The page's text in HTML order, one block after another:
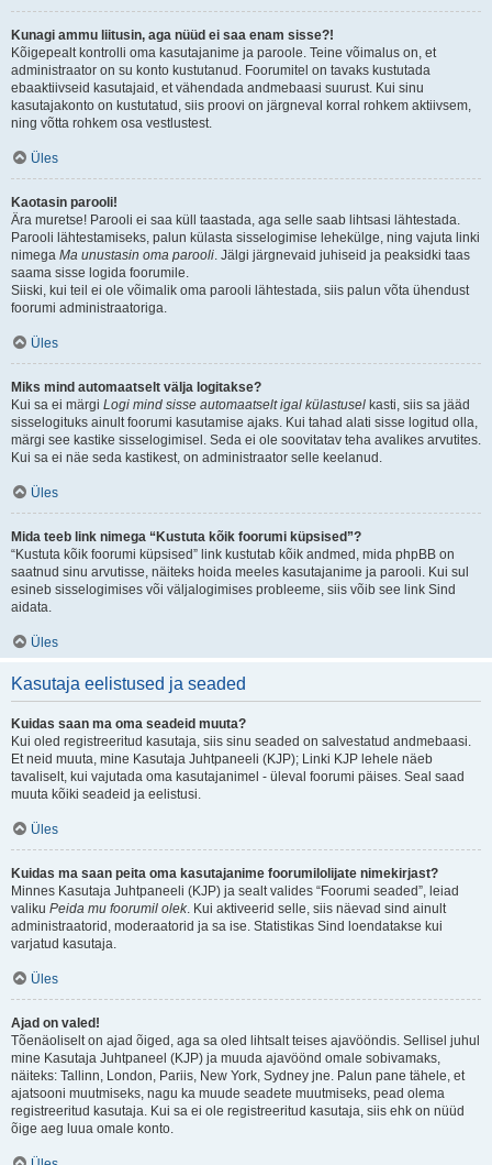
Kunagi ammu liitusin, aga nüüd ei saa enam sisse?!
Kõigepealt kontrolli oma kasutajanime ja paroole. Teine võimalus on, et
administraator on su konto kustutanud. Foorumitel on tavaks kustutada
ebaaktiivseid kasutajaid, et vähendada andmebaasi suurust. Kui sinu
kasutajakonto on kustutatud, siis proovi on järgneval korral rohkem aktiivsem,
ning võtta rohkem osa vestlustest.
Üles
Kaotasin parooli!
Ära muretse! Parooli ei saa küll taastada, aga selle saab lihtsasi lähtestada.
Parooli lähtestamiseks, palun külasta sisselogimise lehekülge, ning vajuta linki
nimega Ma unustasin oma parooli. Jälgi järgnevaid juhiseid ja peaksidki taas
saama sisse logida foorumile.
Siiski, kui teil ei ole võimalik oma parooli lähtestada, siis palun võta ühendust
foorumi administraatoriga.
Üles
Miks mind automaatselt välja logitakse?
Kui sa ei märgi Logi mind sisse automaatselt igal külastusel kasti, siis sa jääd
sisselogituks ainult foorumi kasutamise ajaks. Kui tahad alati sisse logitud olla,
märgi see kastike sisselogimisel. Seda ei ole soovitatav teha avalikes arvutites.
Kui sa ei näe seda kastikest, on administraator selle keelanud.
Üles
Mida teeb link nimega “Kustuta kõik foorumi küpsised”?
“Kustuta kõik foorumi küpsised” link kustutab kõik andmed, mida phpBB on
saatnud sinu arvutisse, näiteks hoida meeles kasutajanime ja parooli. Kui sul
esineb sisselogimises või väljalogimises probleeme, siis võib see link Sind
aidata.
Üles
Kasutaja eelistused ja seaded
Kuidas saan ma oma seadeid muuta?
Kui oled registreeritud kasutaja, siis sinu seaded on salvestatud andmebaasi.
Et neid muuta, mine Kasutaja Juhtpaneeli (KJP); Linki KJP lehele näeb
tavaliselt, kui vajutada oma kasutajanimel - üleval foorumi päises. Seal saad
muuta kõiki seadeid ja eelistusi.
Üles
Kuidas ma saan peita oma kasutajanime foorumilolijate nimekirjast?
Minnes Kasutaja Juhtpaneeli (KJP) ja sealt valides “Foorumi seaded”, leiad
valiku Peida mu foorumil olek. Kui aktiveerid selle, siis näevad sind ainult
administraatorid, moderaatorid ja sa ise. Statistikas Sind loendatakse kui
varjatud kasutaja.
Üles
Ajad on valed!
Tõenäoliselt on ajad õiged, aga sa oled lihtsalt teises ajavööndis. Sellisel juhul
mine Kasutaja Juhtpaneel (KJP) ja muuda ajavöönd omale sobivamaks,
näiteks: Tallinn, London, Pariis, New York, Sydney jne. Palun pane tähele, et
ajatsooni muutmiseks, nagu ka muude seadete muutmiseks, pead olema
registreeritud kasutaja. Kui sa ei ole registreeritud kasutaja, siis ehk on nüüd
õige aeg luua omale konto.